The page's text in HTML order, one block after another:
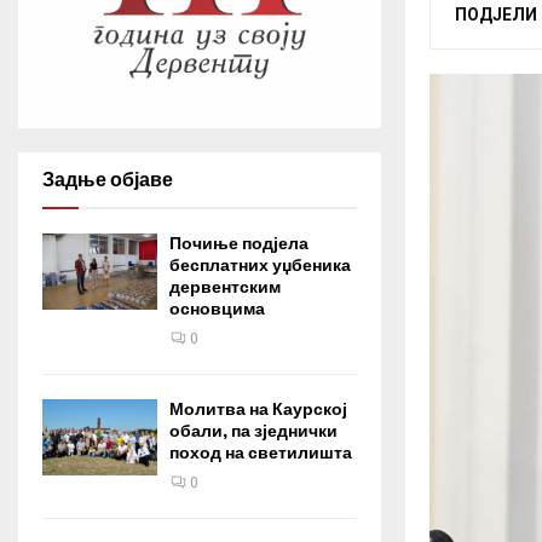
ПОДЈЕЛИ
Задње објаве
Почиње подјела
бесплатних уџбеника
дервентским
основцима
0
Молитва на Каурској
обали, па зједнички
поход на светилишта
0